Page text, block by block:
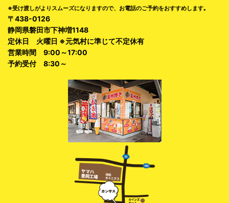
※受け渡しがよりスムーズになりますので、お電話のご予約をおすすめします｡
〒438-0126
静岡県磐田市下神増1148
定休日 火曜日 ※元気村に準じて不定休有
営業時間 9:00～17:00
予約受付 8:30～